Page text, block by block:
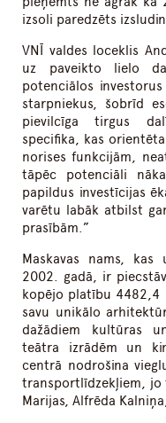
izsoli paredzēts
VNĪ valdes loceklis
uz paveikto lielo
potenciālos
starpniekus, šobrīd
pievilcīga tirgus
specifika, kas
norises funkcijām,
tāpēc potenciāli
papildus investīcijas
varētu labāk atbilst
prasībām.”
Maskavas nams,
2002. gadā, ir
kopējo platību 4482,4
savu unikālo
dažādiem kultūras
teātra izrādēm un
centrā nodrošina
transportlīdzekļiem, jo
Marijas, Alfrēda